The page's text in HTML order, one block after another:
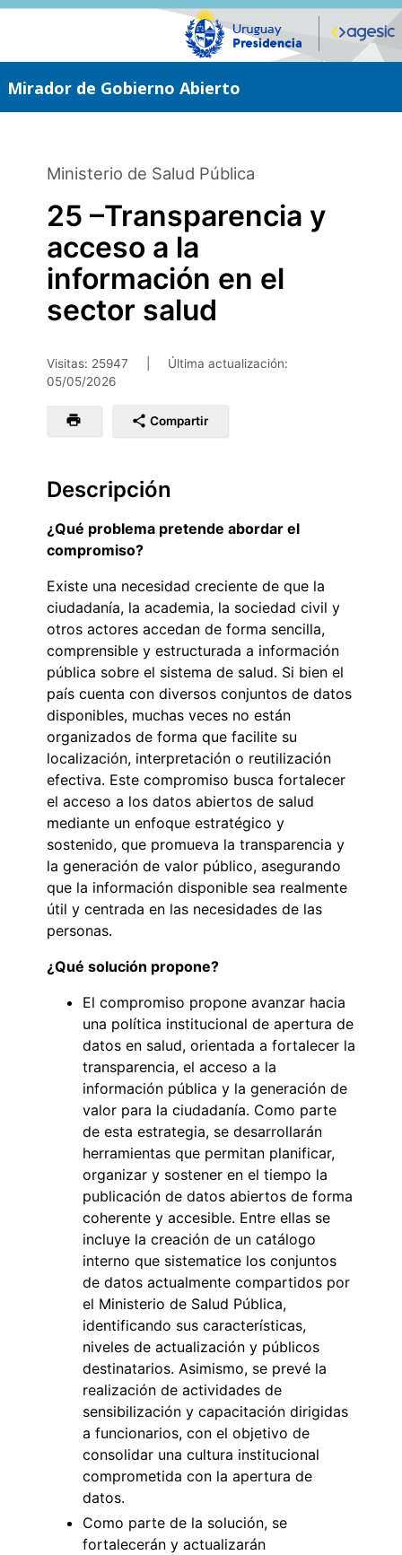
Saltar
Mirador de Gobierno Abierto
Ministerio de Salud Pública
25 –Transparencia y
acceso a la
información en el
sector salud
Visitas: 25947
Última actualización:
05/05/2026
Compartir
Descripción
¿Qué problema pretende abordar el
compromiso?
Existe una necesidad creciente de que la
ciudadanía, la academia, la sociedad civil y
otros actores accedan de forma sencilla,
comprensible y estructurada a información
pública sobre el sistema de salud. Si bien el
país cuenta con diversos conjuntos de datos
disponibles, muchas veces no están
organizados de forma que facilite su
localización, interpretación o reutilización
efectiva. Este compromiso busca fortalecer
el acceso a los datos abiertos de salud
mediante un enfoque estratégico y
sostenido, que promueva la transparencia y
la generación de valor público, asegurando
que la información disponible sea realmente
útil y centrada en las necesidades de las
personas.
¿Qué solución propone?
El compromiso propone avanzar hacia
una política institucional de apertura de
datos en salud, orientada a fortalecer la
transparencia, el acceso a la
información pública y la generación de
valor para la ciudadanía. Como parte
de esta estrategia, se desarrollarán
herramientas que permitan planificar,
organizar y sostener en el tiempo la
publicación de datos abiertos de forma
coherente y accesible. Entre ellas se
incluye la creación de un catálogo
interno que sistematice los conjuntos
de datos actualmente compartidos por
el Ministerio de Salud Pública,
identificando sus características,
niveles de actualización y públicos
destinatarios. Asimismo, se prevé la
realización de actividades de
sensibilización y capacitación dirigidas
a funcionarios, con el objetivo de
consolidar una cultura institucional
comprometida con la apertura de
datos.
Como parte de la solución, se
fortalecerán y actualizarán